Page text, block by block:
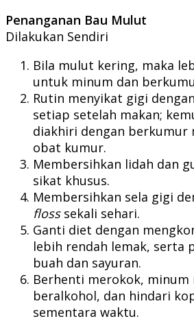
Penanganan Bau Mulut
Dilakukan Sendiri
Bila mulut kering, maka
untuk minum dan
Rutin menyikat gigi
setiap setelah makan;
diakhiri dengan berkumur
obat kumur.
Membersihkan lidah dan
sikat khusus.
Membersihkan sela gigi
flosssekali sehari.
Ganti diet dengan
lebih rendah lemak, serta
buah dan sayuran.
Berhenti merokok, minum
beralkohol, dan hindari
sementara waktu.